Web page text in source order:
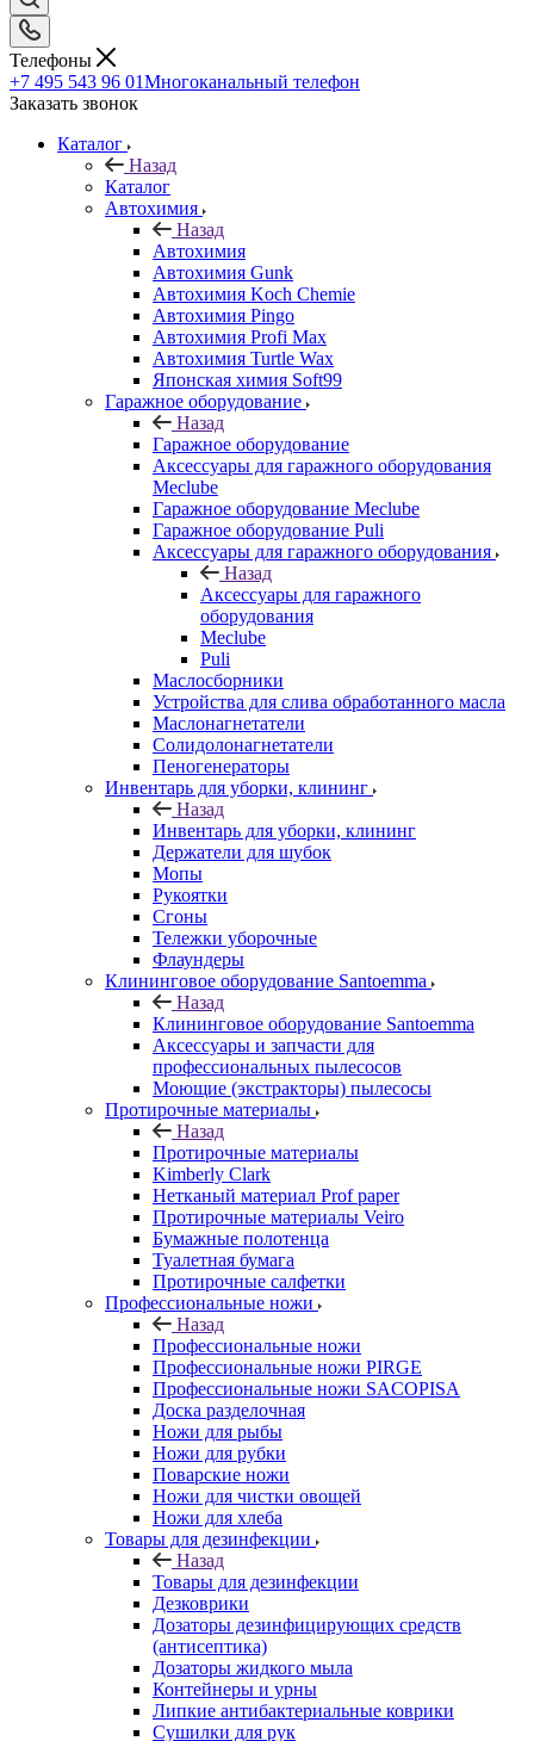
Телефоны
+7 495 543 96 01Многоканальный телефон
Заказать звонок
Каталог
Назад
Каталог
Автохимия
Назад
Автохимия
Автохимия Gunk
Автохимия Koch Chemie
Автохимия Pingo
Автохимия Profi Max
Автохимия Turtle Wax
Японская химия Soft99
Гаражное оборудование
Назад
Гаражное оборудование
Аксессуары для гаражного оборудования
Meclube
Гаражное оборудование Meclube
Гаражное оборудование Puli
Аксессуары для гаражного оборудования
Назад
Аксессуары для гаражного
оборудования
Meclube
Puli
Маслосборники
Устройства для слива обработанного масла
Маслонагнетатели
Солидолонагнетатели
Пеногенераторы
Инвентарь для уборки, клининг
Назад
Инвентарь для уборки, клининг
Держатели для шубок
Мопы
Рукоятки
Сгоны
Тележки уборочные
Флаундеры
Клининговое оборудование Santoemma
Назад
Клининговое оборудование Santoemma
Аксессуары и запчасти для
профессиональных пылесосов
Моющие (экстракторы) пылесосы
Протирочные материалы
Назад
Протирочные материалы
Kimberly Clark
Нетканый материал Prof paper
Протирочные материалы Veiro
Бумажные полотенца
Туалетная бумага
Протирочные салфетки
Профессиональные ножи
Назад
Профессиональные ножи
Профессиональные ножи PIRGE
Профессиональные ножи SACOPISA
Доска разделочная
Ножи для рыбы
Ножи для рубки
Поварские ножи
Ножи для чистки овощей
Ножи для хлеба
Товары для дезинфекции
Назад
Товары для дезинфекции
Дезковрики
Дозаторы дезинфицирующих средств
(антисептика)
Дозаторы жидкого мыла
Контейнеры и урны
Липкие антибактериальные коврики
Сушилки для рук